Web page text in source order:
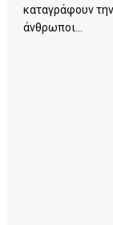
καταγράφουν την
άνθρωποι...